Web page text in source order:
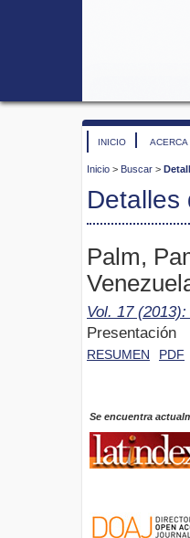
INICIO ACERCA
Inicio > Buscar >
Detalles
Palm,
Vol. 17
Presentación
RESUMEN PDF
Se encuentra